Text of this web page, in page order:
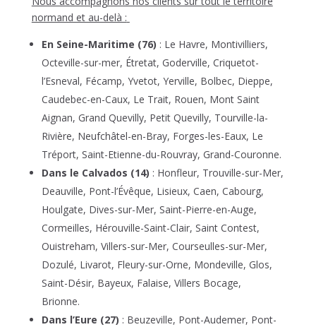
normand et au-delà :
En Seine-Maritime (76) : Le Havre, Montivilliers,
Octeville-sur-mer, Étretat, Goderville, Criquetot-
l’Esneval, Fécamp, Yvetot, Yerville, Bolbec, Dieppe,
Caudebec-en-Caux, Le Trait, Rouen, Mont Saint
Aignan, Grand Quevilly, Petit Quevilly, Tourville-la-
Rivière, Neufchâtel-en-Bray, Forges-les-Eaux, Le
Tréport, Saint-Etienne-du-Rouvray, Grand-Couronne.
Dans le Calvados (14) : Honfleur, Trouville-sur-Mer,
Deauville, Pont-l’Évêque, Lisieux, Caen, Cabourg,
Houlgate, Dives-sur-Mer, Saint-Pierre-en-Auge,
Cormeilles, Hérouville-Saint-Clair, Saint Contest,
Ouistreham, Villers-sur-Mer, Courseulles-sur-Mer,
Dozulé, Livarot, Fleury-sur-Orne, Mondeville, Glos,
Saint-Désir, Bayeux, Falaise, Villers Bocage,
Brionne.
Dans l’Eure (27) : Beuzeville, Pont-Audemer, Pont-